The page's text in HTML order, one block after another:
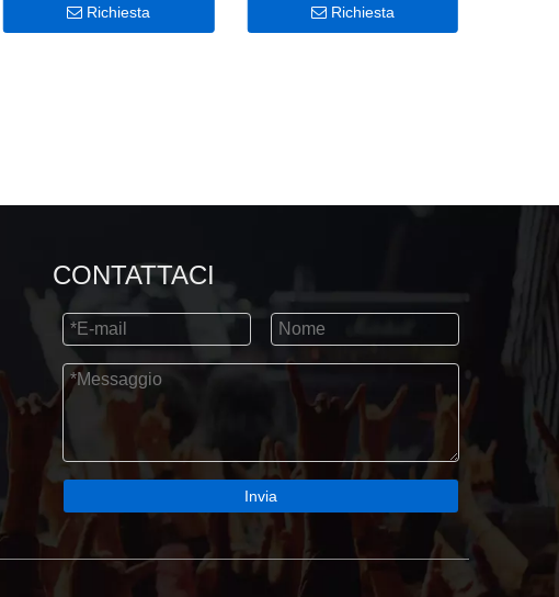
sale riunioni
Richiesta Richiesta
CONTATTACI
Invia